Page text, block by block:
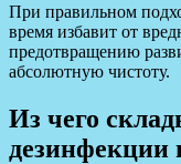
При правильном
время избавит от
предотвращению
абсолютную чистоту.
Из чего
дезинфекции